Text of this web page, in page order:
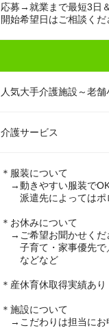
応募→就業まで最短3日
開始希望日はご相談くだ
人気大手介護施設～老舗
介護サービス
＊服装について
→動きやすい服装で
派遣先によってはポ
＊お休みについて
→ご希望お聞かせくだ
子育て・家事優先で
などなど
＊産休育休取得実績あり
＊施設について
→こだわりは担当にお